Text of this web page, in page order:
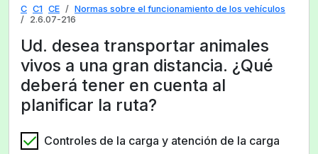
C C1 CE
Normas sobre el funcionamiento de los vehículos
2.6.07-216
Ud. desea transportar animales
vivos a una gran distancia. ¿Qué
deberá tener en cuenta al
planificar la ruta?
Controles de la carga y atención de la carga